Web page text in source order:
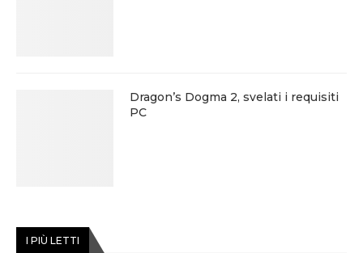
Dragon’s Dogma 2, svelati i requisiti
PC
I PIÙ LETTI